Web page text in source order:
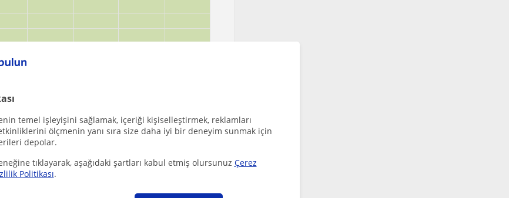
temel işleyişini sağlamak, içeriği kişiselleştirmek, reklamları
ölçmenin yanı sıra size daha iyi bir deneyim sunmak için
depolar.
tıklayarak, aşağıdaki şartları kabul etmiş olursunuz Çerez
Politikası.